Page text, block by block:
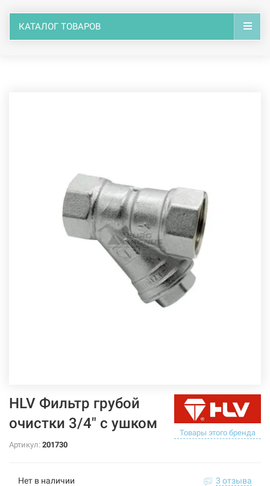
КАТАЛОГ ТОВАРОВ
HLV Фильтр грубой
очистки 3/4" с ушком
Товары этого бренда
Артикул: 201730
Нет в наличии
3 отзыва